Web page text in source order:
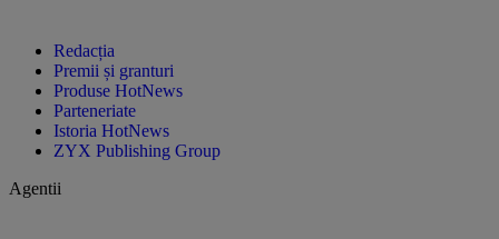
Redacția
Premii și granturi
Produse HotNews
Parteneriate
Istoria HotNews
ZYX Publishing Group
Agentii